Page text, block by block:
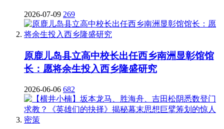
2026-07-09 269
原鹿儿岛县立高中校长出任西乡南洲显彰馆馆
长：愿将余生投入西乡隆盛研究
2026-06-06 682